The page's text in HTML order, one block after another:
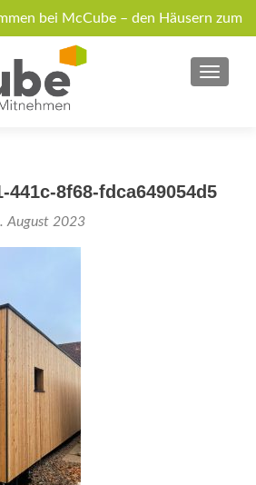
bei McCube – den Häusern zum
Mitnehmen!
News Anfrage
MENU
441c-8f68-fdca649054d5
August 2023